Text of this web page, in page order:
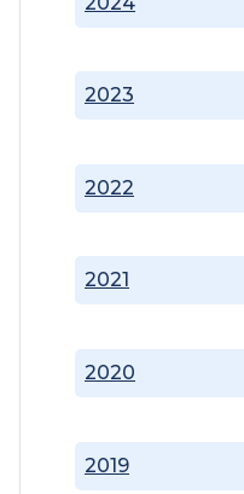
2019
2020
2021
2022
2023